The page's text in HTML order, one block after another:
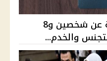
إسقاط الجنسية المصرية عن شخصين و8
والخدم...